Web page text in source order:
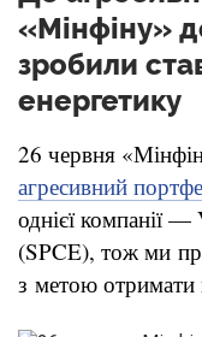
«Мінфіну»
зробили
енергетику
26 червня
агресивний
однієї компанії
(SPCE), тож ми
з метою отримати